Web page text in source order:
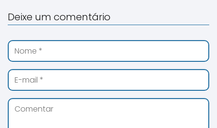
Deixe um comentário